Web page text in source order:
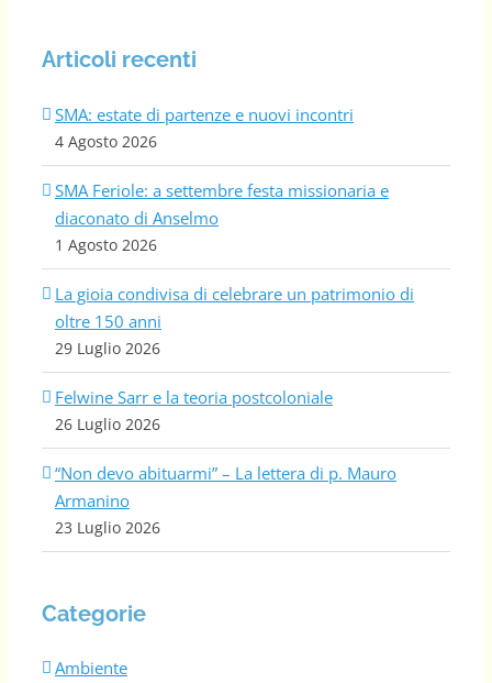
Articoli recenti
SMA: estate di partenze e nuovi incontri
4 Agosto 2026
SMA Feriole: a settembre festa missionaria e
diaconato di Anselmo
1 Agosto 2026
La gioia condivisa di celebrare un patrimonio di
oltre 150 anni
29 Luglio 2026
Felwine Sarr e la teoria postcoloniale
26 Luglio 2026
“Non devo abituarmi” – La lettera di p. Mauro
Armanino
23 Luglio 2026
Categorie
Ambiente